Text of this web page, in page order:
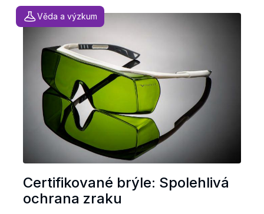
Věda a výzkum
Certifikované brýle: Spolehlivá
ochrana zraku